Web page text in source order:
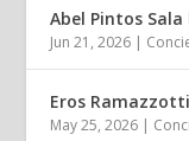
Abel Pintos
Jun 21, 2026 |
Eros
May 25, 2026 |